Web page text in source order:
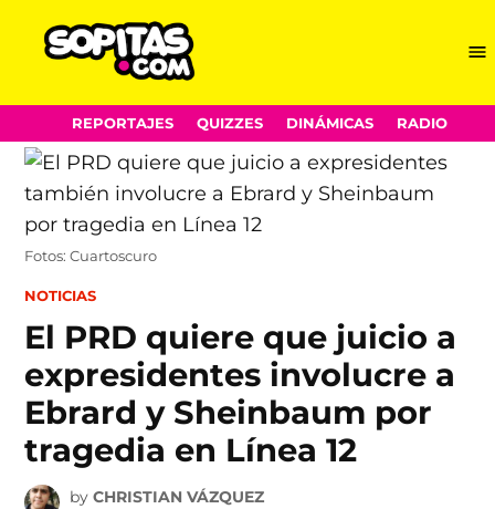
Skip
to
content
REPORTAJES QUIZZES DINÁMICAS RADIO
Fotos: Cuartoscuro
POSTED
NOTICIAS
El PRD quiere que juicio a
expresidentes involucre a
Ebrard y Sheinbaum por
tragedia en Línea 12
by CHRISTIAN VÁZQUEZ